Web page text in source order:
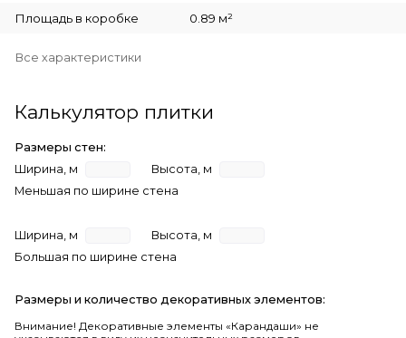
Площадь в коробке 0.89 м²
Все характеристики
Калькулятор плитки
Размеры стен:
Ширина, м
Высота, м
Меньшая по ширине стена
Ширина, м
Высота, м
Большая по ширине стена
Размеры и количество декоративных элементов:
Внимание! Декоративные элементы «Карандаши» не